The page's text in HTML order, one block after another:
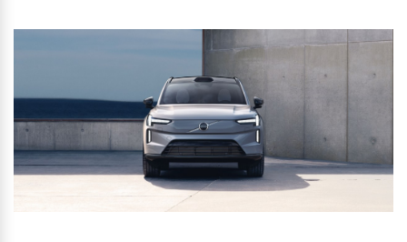
Gebrauchtwagen
Aktuelle Zubehörangebote
Zubehörkatalog
Aktuelle Serviceangebote
Unsere News & Events